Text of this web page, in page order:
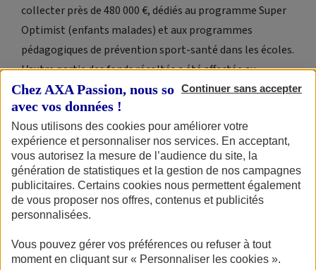
Continuer sans accepter
Chez AXA Passion, nous sommes transparents
avec vos données !
Nous utilisons des cookies pour améliorer votre
expérience et personnaliser nos services. En acceptant,
vous autorisez la mesure de l’audience du site, la
génération de statistiques et la gestion de nos campagnes
publicitaires. Certains cookies nous permettent également
de vous proposer nos offres, contenus et publicités
personnalisées.
Vous pouvez gérer vos préférences ou refuser à tout
moment en cliquant sur « Personnaliser les cookies ».
collecter près de 480 000 €, dédiés au programme Super
Optimist (enfants malades) et aux programmes
pédagogiques de prévention sport-santé dans les écoles.
L’autre partie des fonds récoltés a été affectée au
financement de l’expédition sportive, médicale et
scientifique.
De quelle manière accompagnez-vous les personnes
pendant leur maladie ?
A : Nous suivons des adultes et des enfants dans plusieurs